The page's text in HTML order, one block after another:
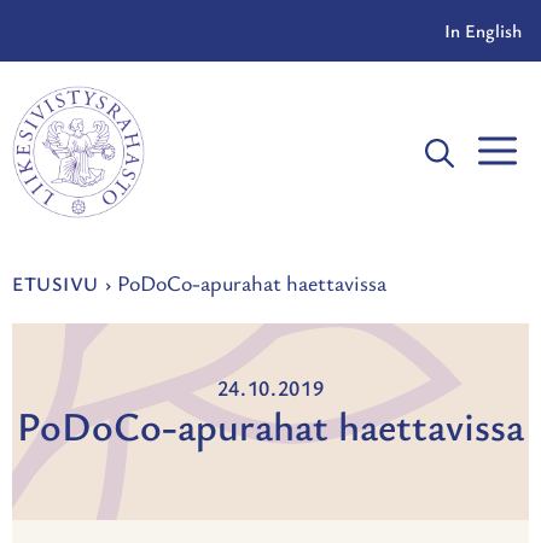
In English
ETUSIVU › PoDoCo-apurahat haettavissa
24.10.2019
PoDoCo-apurahat haettavissa